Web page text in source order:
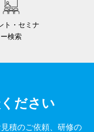
ト・セミナ
ー検索
ださい
積のご依頼、研修の